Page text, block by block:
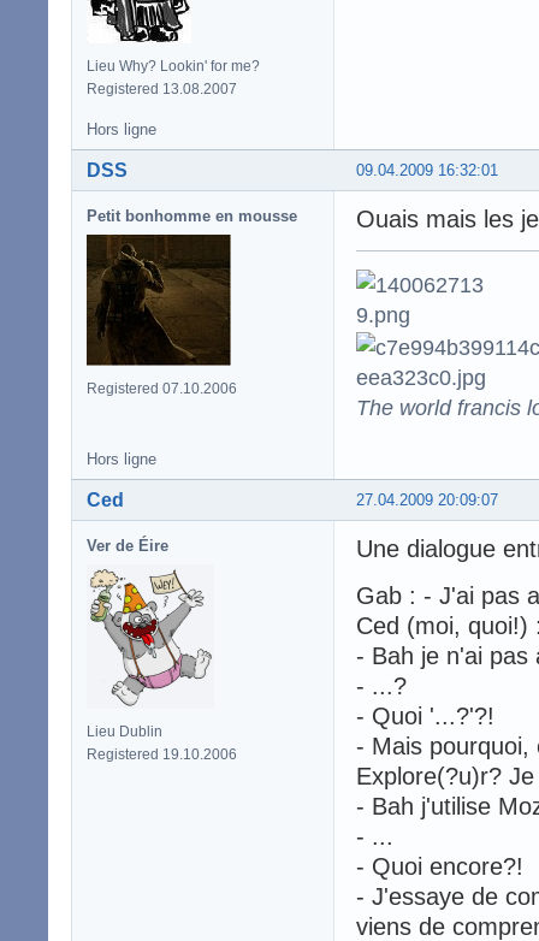
Lieu Why? Lookin' for me?
Registered 13.08.2007
Hors ligne
09.04.2009 16:32:01
DSS
Petit bonhomme en mousse
Registered 07.10.2006
Ouais mais les
The world francis
Hors ligne
27.04.2009 20:09:07
Ced
Ver de Éire
Lieu Dublin
Registered 19.10.2006
Une dialogue
Gab : - J'ai pas
Ced (moi, quoi!)
- Bah je n'ai pas
- ...?
- Quoi '...?'?!
- Mais
Explore(?u)r?
- Bah j'utilise
- ...
- Quoi encore?!
- J'essaye de
viens de